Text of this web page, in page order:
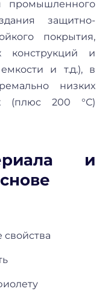
промышленного
защитно-
покрытия,
конструкций и
и т.д.), в
низких
(плюс 200 °С)
и